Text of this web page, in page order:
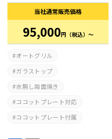
当社通常販売価格
95,000円 （税込）～
オートグリル
ガラストップ
水無し両面焼き
ココットプレート対応
ココットプレート付属